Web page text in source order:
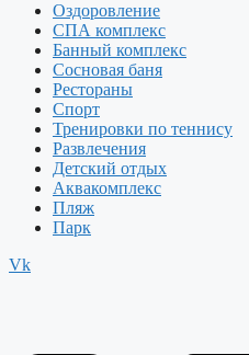
Оздоровление
СПА комплекс
Банный комплекс
Сосновая баня
Рестораны
Спорт
Тренировки по теннису
Развлечения
Детский отдых
Аквакомплекс
Пляж
Парк
Vk